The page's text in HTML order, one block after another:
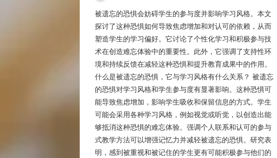
被遗忘的恐惧会妨碍学生的参与度并影响学习风格。本文
探讨了这种恐惧如何导致焦虑增加和对认可的依赖，从而
塑造学生的学习偏好。它讨论了个性化学习和积极参与技
术在创造难忘体验中的重要性。此外，它强调了支持性环
境和持续反馈在减轻这种恐惧和提升教育成果中的作用。
什么是被遗忘的恐惧，它与学习风格有什么关系？ 被遗忘
的恐惧对学习风格和学生参与度有显著影响。这种恐惧可
能导致焦虑增加，影响学生吸收和保留信息的方式。学生
可能会采用各种学习风格，例如视觉或听觉，以创造出能
够抵消这种恐惧的难忘体验。强调个人联系和认可的参与
式教学方法可以增强记忆力并减轻被遗忘的恐惧。研究表
明，感到被重视和被记住的学生更有可能积极参与他们的